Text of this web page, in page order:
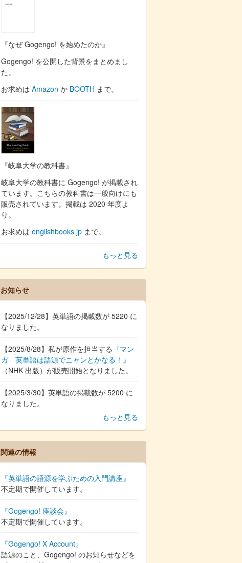
『なぜ Gogengo! を始めたのか』
Gogengo! を公開した背景をまとめまし
た。
お求めは Amazon か BOOTH まで。
『岐阜大学の教科書』
岐阜大学の教科書に Gogengo! が掲載され
ています。こちらの教科書は一般向けにも
販売されています。掲載は 2020 年度よ
り。
お求めは englishbooks.jp まで。
もっと見る
お知らせ
【2025/12/28】英単語の掲載数が 5220 に
なりました。
【2025/8/28】私が原作を担当する 『マン
ガ 英単語は語源でニャンとかなる！』
（NHK 出版）が販売開始となりました。
【2025/3/30】英単語の掲載数が 5200 に
なりました。
もっと見る
関連の情報
『英単語の語源を学ぶための入門講座』
不定期で開催しています。
『Gogengo! 座談会』
不定期で開催しています。
『Gogengo! X Account』
語源のこと、Gogengo! のお知らせなどを